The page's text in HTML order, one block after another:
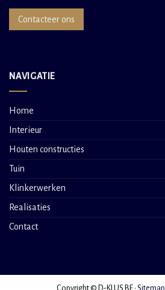
Contacteer ons
NAVIGATIE
Home
Interieur
Houten constructies
Tuin
Klinkerwerken
Realisaties
Contact
Copyright © D-KLUS.BE • Sitemap